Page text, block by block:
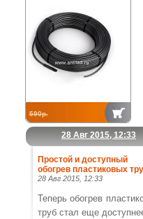
590р.
28 Авг 2015, 12:33
Простой и доступный
обогрев пластиковых
28 Авг 2015, 12:33
Теперь обогрев
труб стал еще